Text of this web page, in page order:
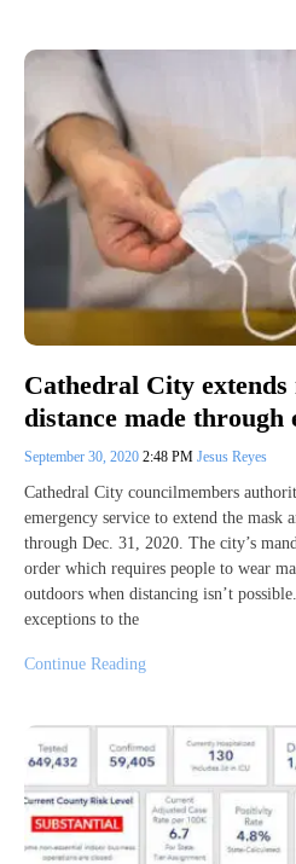
Cathedral City
distance made through
September 30, 2020 2:48 PM Jesus Reyes
Cathedral City councilmembers
emergency service to extend the mask
through Dec. 31, 2020. The city’s
order which requires people to wear
outdoors when distancing isn’t
exceptions to the
Continue Reading